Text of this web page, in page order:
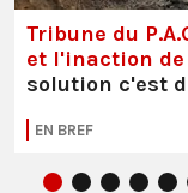
Tribune du
et l'inaction de
solution c'est
EN BREF